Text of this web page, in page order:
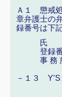
Ａ１ 懲戒
章弁護士の
録番号は下
氏 名
登録番号
事 務 所
東京都
－１３ Y’S
IＬ